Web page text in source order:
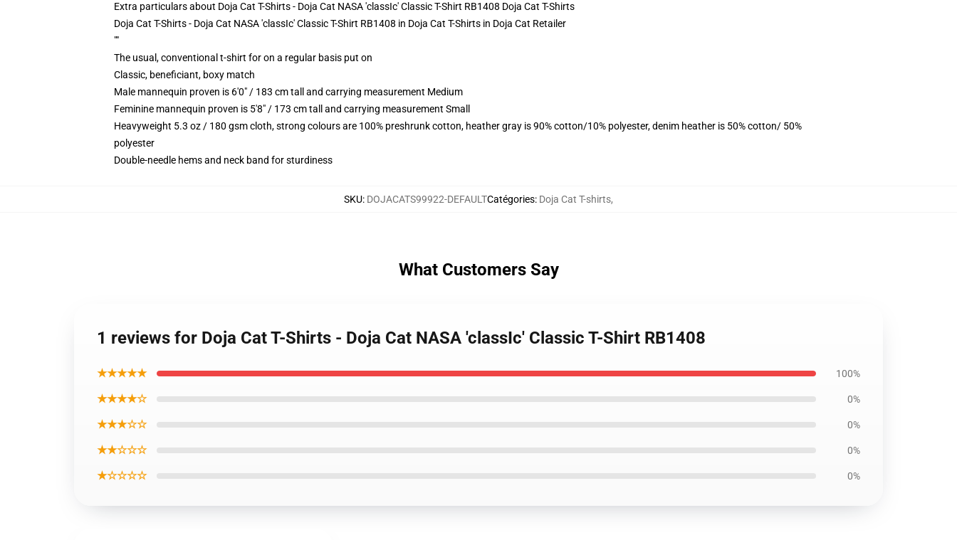
Extra particulars about Doja Cat T-Shirts - Doja Cat NASA 'classIc' Classic T-Shirt RB1408 Doja Cat T-Shirts
Doja Cat T-Shirts - Doja Cat NASA 'classIc' Classic T-Shirt RB1408 in Doja Cat T-Shirts in Doja Cat Retailer
""
The usual, conventional t-shirt for on a regular basis put on
Classic, beneficiant, boxy match
Male mannequin proven is 6'0" / 183 cm tall and carrying measurement Medium
Feminine mannequin proven is 5'8" / 173 cm tall and carrying measurement Small
Heavyweight 5.3 oz / 180 gsm cloth, strong colours are 100% preshrunk cotton, heather gray is 90% cotton/10% polyester, denim heather is 50% cotton/ 50%
polyester
Double-needle hems and neck band for sturdiness
SKU: DOJACATS99922-DEFAULTCatégories: Doja Cat T-shirts,
What Customers Say
1 reviews for Doja Cat T-Shirts - Doja Cat NASA 'classIc' Classic T-Shirt RB1408
★★★★★ 100%
★★★★☆ 0%
★★★☆☆ 0%
★★☆☆☆ 0%
★☆☆☆☆ 0%